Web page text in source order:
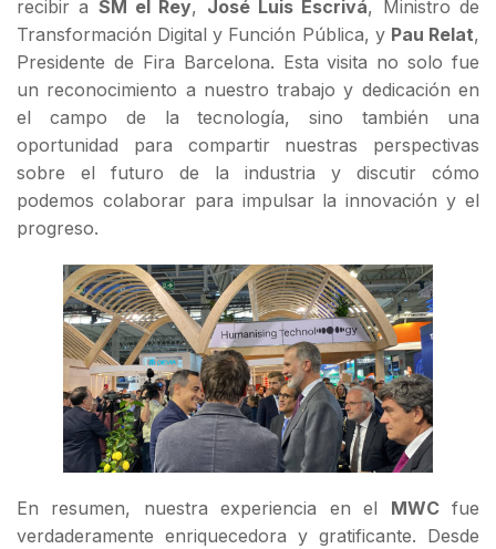
recibir a SM el Rey, José Luis Escrivá, Ministro de
Transformación Digital y Función Pública, y Pau Relat,
Presidente de Fira Barcelona. Esta visita no solo fue
un reconocimiento a nuestro trabajo y dedicación en
el campo de la tecnología, sino también una
oportunidad para compartir nuestras perspectivas
sobre el futuro de la industria y discutir cómo
podemos colaborar para impulsar la innovación y el
progreso.
En resumen, nuestra experiencia en el MWCfue
verdaderamente enriquecedora y gratificante. Desde